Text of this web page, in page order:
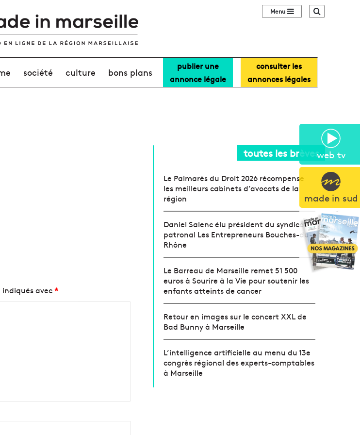
web tv
made in sud
Sidebar (barre
société culture bons plans
publier une
annonce légale
consulter les
annonces légales
avec*
toutes les brèves
Le Palmarès du Droit 2026 récompense
les meilleurs cabinets d’avocats de la
région
Daniel Salenc élu président du syndicat
patronal Les Entrepreneurs Bouches-du-
Rhône
Le Barreau de Marseille remet 51 500
euros à Sourire à la Vie pour soutenir les
enfants atteints de cancer
Retour en images sur le concert XXL de
Bad Bunny à Marseille
L’intelligence artificielle au menu du 13e
congrès régional des experts-comptables
à Marseille